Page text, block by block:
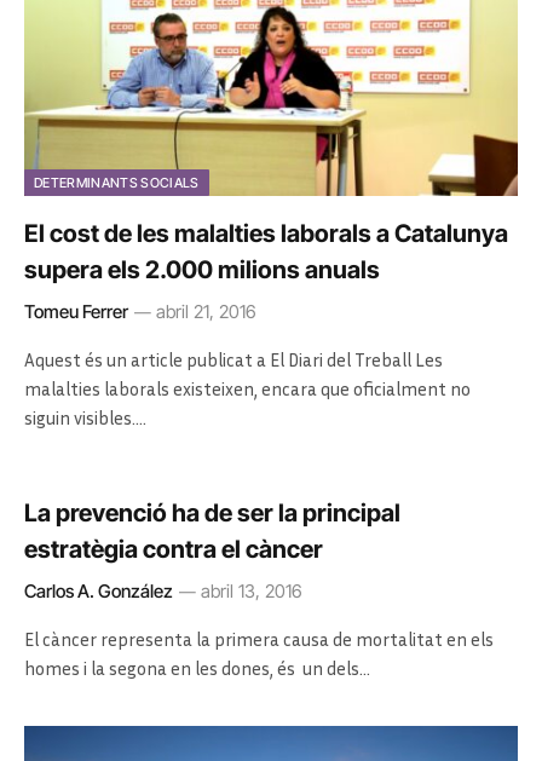
DETERMINANTS SOCIALS
El cost de les malalties laborals a Catalunya
supera els 2.000 milions anuals
Tomeu Ferrer abril 21, 2016
Aquest és un article publicat a El Diari del Treball Les
malalties laborals existeixen, encara que oficialment no
siguin visibles.…
La prevenció ha de ser la principal
estratègia contra el càncer
Carlos A. González abril 13, 2016
El càncer representa la primera causa de mortalitat en els
homes i la segona en les dones, és un dels…